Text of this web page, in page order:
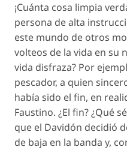
¡Cuánta cosa limpia
persona de alta
este mundo de otros
volteos de la vida en su
vida disfraza? Por
pescador, a quien
había sido el fin, en
Faustino. ¿El fin? ¿Qué
que el Davidón decidió
de baja en la banda y,